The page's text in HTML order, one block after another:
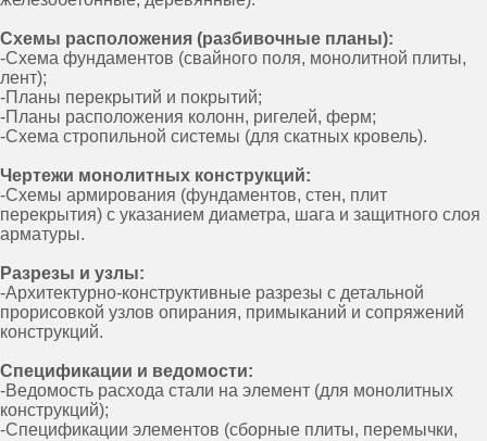
конструктивных решений:
железобетонные конструкции (КЖ),
металлические конструкции (КМ)
Получите БЕСПЛАТНЫЙ РАСЧЕТ
стоимости разработки проекта
Рассчитать стоимость БЕСПЛАТНО
Результат:
точная, согласованная конструктивная
документация для строительства и
согласований.
Схемы расположения (разбивочные планы):
-Схема фундаментов (свайного поля, монолитной плиты,
лент);
-Планы перекрытий и покрытий;
-Планы расположения колонн, ригелей, ферм;
-Схема стропильной системы (для скатных кровель).
Чертежи монолитных конструкций:
-Схемы армирования (фундаментов, стен, плит
перекрытия) с указанием диаметра, шага и защитного слоя
арматуры.
Разрезы и узлы:
-Архитектурно-конструктивные разрезы с детальной
прорисовкой узлов опирания, примыканий и сопряжений
конструкций.
Спецификации и ведомости:
-Ведомость расхода стали на элемент (для монолитных
конструкций);
-Спецификации элементов (сборные плиты, перемычки,